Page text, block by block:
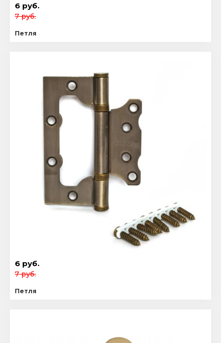
6 руб.
7 руб.
Петля
6 руб.
7 руб.
Петля